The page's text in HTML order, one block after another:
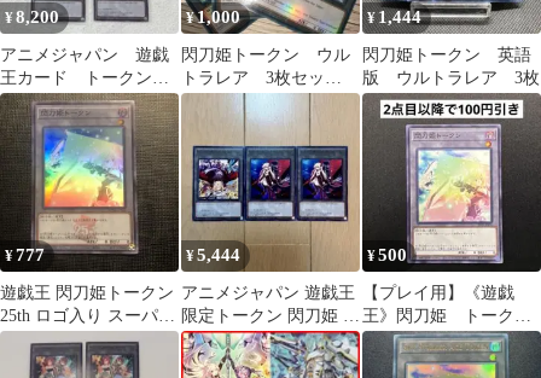
¥8,200
アニメジャパン 遊戯
王カード トークン
PR
¥1,000
閃刀姫トークン ウル
トラレア 3枚セッ
ト MAMA
¥1,444
閃刀姫トークン 英語
版 ウルトラレア 3枚
¥777
遊戯王 閃刀姫トークン
25th ロゴ入り スーパー
QCDB
¥5,444
アニメジャパン 遊戯王
限定トークン 閃刀姫 レ
イ ロゼ AnimeJapan
¥500
【プレイ用】《遊戯
王》閃刀姫 トーク
ン ノーマル 23TP